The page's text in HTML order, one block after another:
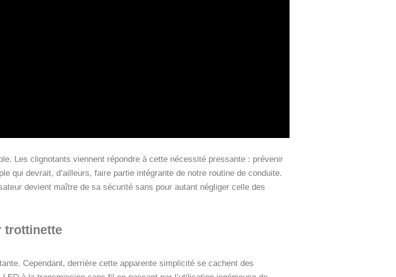
Les clignotants viennent répondre à cette nécessité pressante : prévenir
qui devrait, d’ailleurs, faire partie intégrante de notre routine de conduite.
devient maître de sa sécurité sans pour autant négliger celle des
trottinette
Cependant, derrière cette apparente simplicité se cachent des